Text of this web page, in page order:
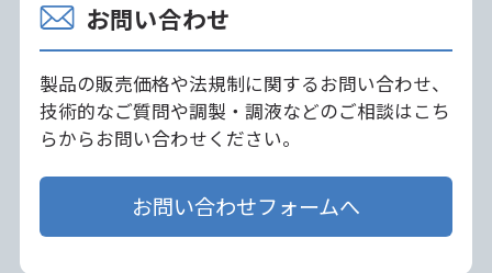
お問い合わせ
製品の販売価格や法規制に関するお問い合わせ、
技術的なご質問や調製・調液などのご相談はこち
らからお問い合わせください。
お問い合わせフォームへ